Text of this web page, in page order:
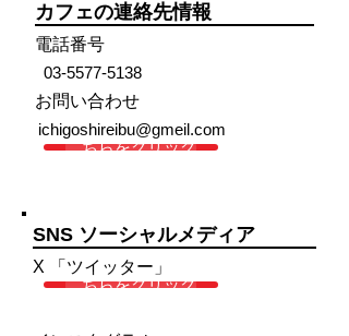
カフェの連絡先情報
電話番号
03-5577-5138
お問い合わせ
ichigoshireibu@gmeil.com
こちらをクリック
SNS ソーシャルメディア
X 「ツイッター」
こちらをクリック